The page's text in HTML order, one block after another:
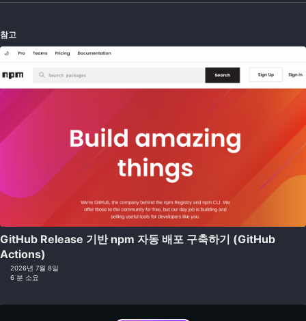
참고
GitHub Release 기반 npm 자동 배포 구축하기 (GitHub
Actions)
2026년 7월 8일
6 분 소요